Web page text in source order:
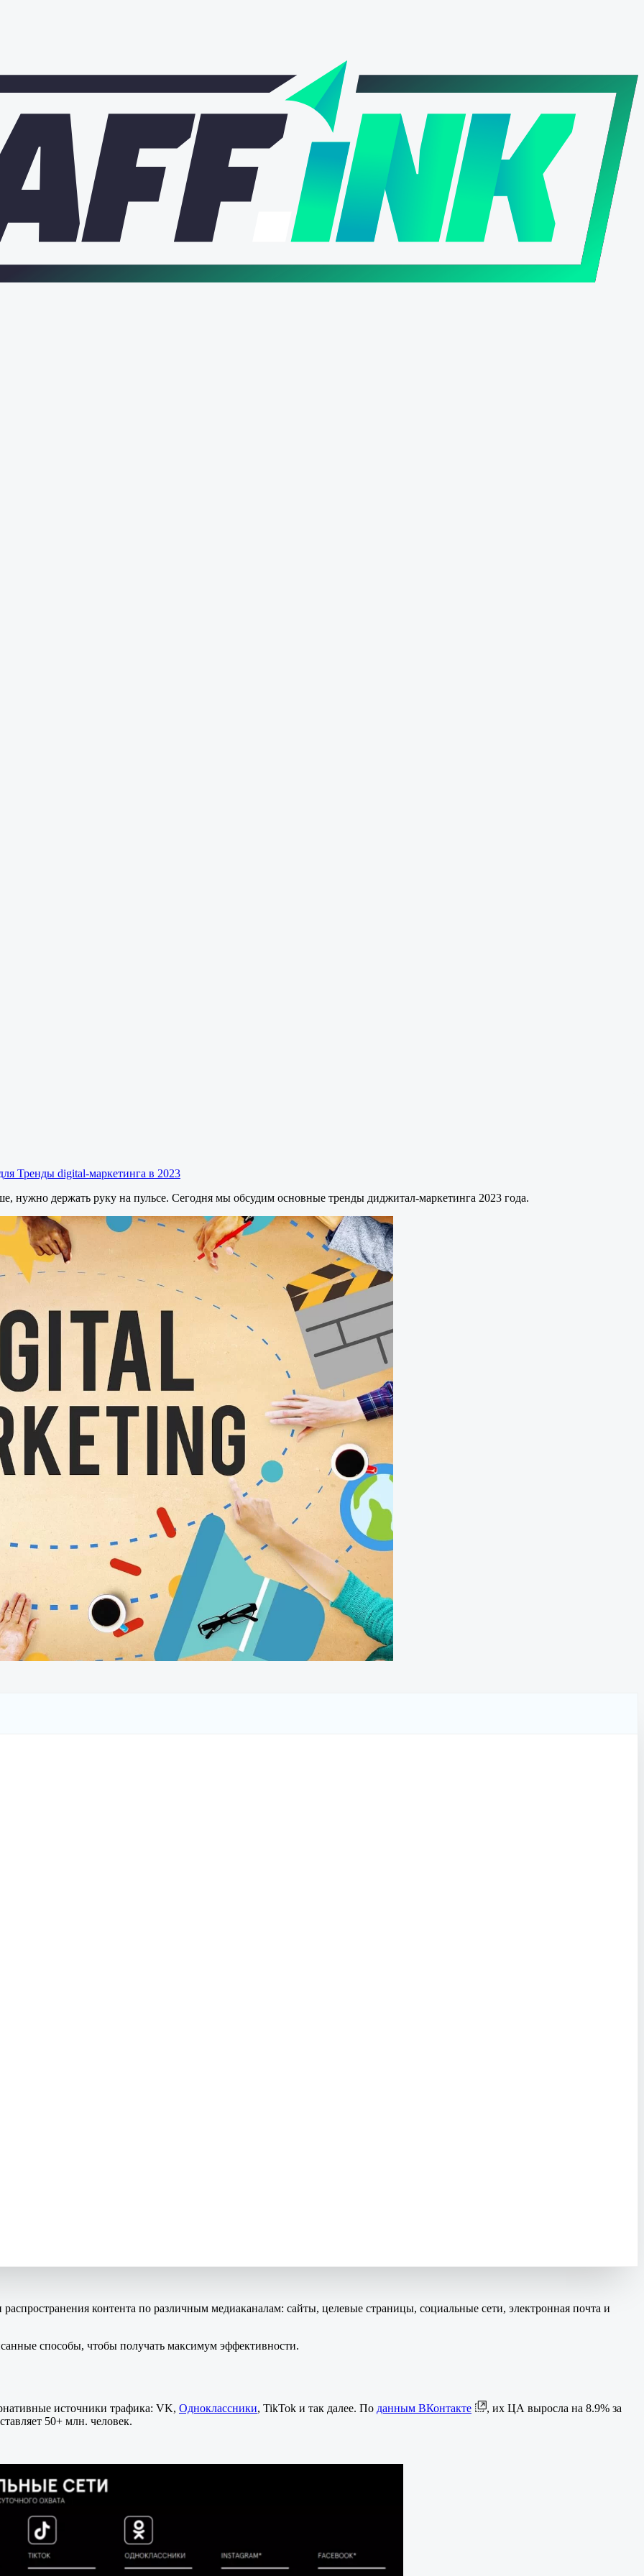
Тренды digital-маркетинга в 2023
нужно держать руку на пульсе. Сегодня мы обсудим основные тренды диджитал-маркетинга 2023 года.
контента по различным медиаканалам: сайты, целевые страницы, социальные сети, электронная почта и
способы, чтобы получать максимум эффективности.
источники трафика: VK, Одноклассники, TikTok и так далее. По данным ВКонтакте
, их ЦА выросла на 8.9% за
50+ млн. человек.